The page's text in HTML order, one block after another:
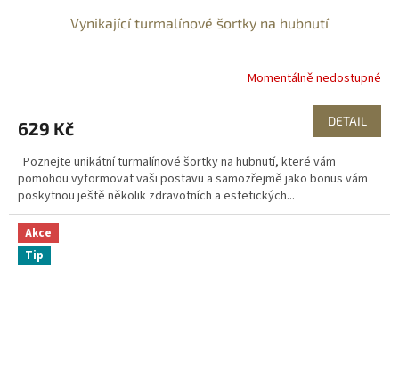
Vynikající turmalínové šortky na hubnutí
Momentálně nedostupné
629 Kč DETAIL
Poznejte unikátní turmalínové šortky na hubnutí, které vám
pomohou vyformovat vaši postavu a samozřejmě jako bonus vám
poskytnou ještě několik zdravotních a estetických...
Akce
Tip